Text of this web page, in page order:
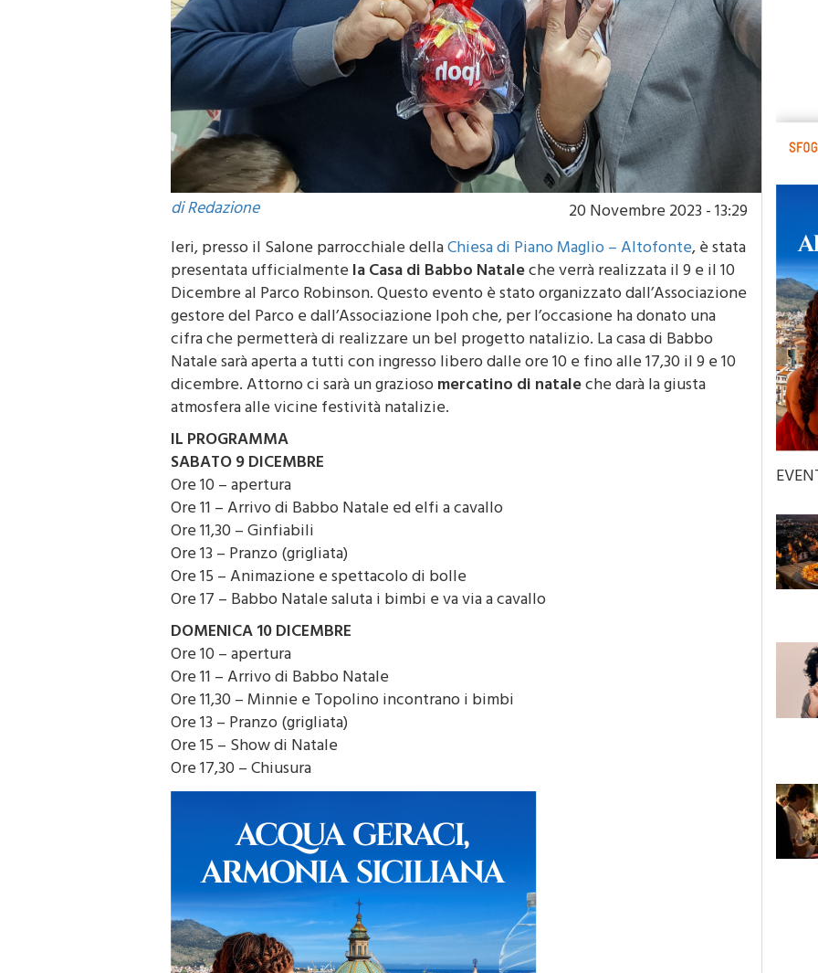
di Redazione
20 Novembre 2023 - 13:29
Ieri, presso il Salone parrocchiale dellaChiesa di Piano Maglio – Altofonte, è stata
presentata ufficialmentela Casa di Babbo Nataleche verrà realizzata il 9 e il 10
Dicembre al Parco Robinson. Questo evento è stato organizzato dall’Associazione
gestore del Parco e dall’Associazione Ipoh che, per l’occasione ha donato una
cifra che permetterà di realizzare un bel progetto natalizio. La casa di Babbo
Natale sarà aperta a tutti con ingresso libero dalle ore 10 e fino alle 17,30 il 9 e 10
dicembre. Attorno ci sarà un graziosomercatino di nataleche darà la giusta
atmosfera alle vicine festività natalizie.
IL PROGRAMMA
SABATO 9 DICEMBRE
Ore 10 – apertura
Ore 11 – Arrivo di Babbo Natale ed elfi a cavallo
Ore 11,30 – Ginfiabili
Ore 13 – Pranzo (grigliata)
Ore 15 – Animazione e spettacolo di bolle
Ore 17 – Babbo Natale saluta i bimbi e va via a cavallo
DOMENICA 10 DICEMBRE
Ore 10 – apertura
Ore 11 – Arrivo di Babbo Natale
Ore 11,30 – Minnie e Topolino incontrano i bimbi
Ore 13 – Pranzo (grigliata)
Ore 15 – Show di Natale
Ore 17,30 – Chiusura